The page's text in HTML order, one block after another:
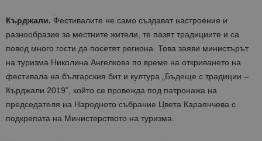
Кърджали. Фестивалите не само създават настроение и
разнообразие за местните жители, те пазят традициите и са
повод много гости да посетят региона. Това заяви министърът
на туризма Николина Ангелкова по време на откриването на
фестивала на българския бит и култура „Бъдеще с традиции –
Кърджали 2019”, който се провежда под патронажа на
председателя на Народното събрание Цвета Караянчева с
подкрепата на Министерството на туризма.